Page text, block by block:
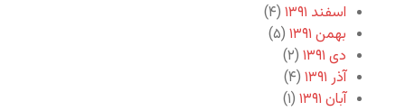
اسفند ۱۳۹۱
(۴)
بهمن ۱۳۹۱
(۵)
دی ۱۳۹۱
(۲)
آذر ۱۳۹۱
(۴)
آبان ۱۳۹۱
(۱)